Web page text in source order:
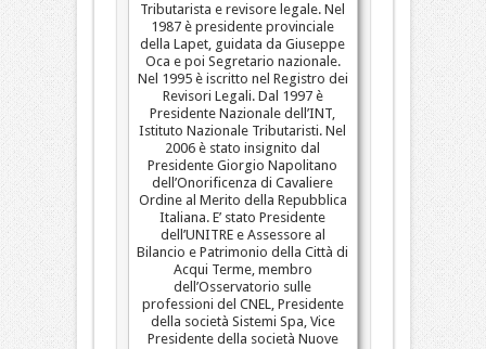
Tributarista e revisore legale. Nel
1987 è presidente provinciale
della Lapet, guidata da Giuseppe
Oca e poi Segretario nazionale.
Nel 1995 è iscritto nel Registro dei
Revisori Legali. Dal 1997 è
Presidente Nazionale dell’INT,
Istituto Nazionale Tributaristi. Nel
2006 è stato insignito dal
Presidente Giorgio Napolitano
dell’Onorificenza di Cavaliere
Ordine al Merito della Repubblica
Italiana. E’ stato Presidente
dell’UNITRE e Assessore al
Bilancio e Patrimonio della Città di
Acqui Terme, membro
dell’Osservatorio sulle
professioni del CNEL, Presidente
della società Sistemi Spa, Vice
Presidente della società Nuove